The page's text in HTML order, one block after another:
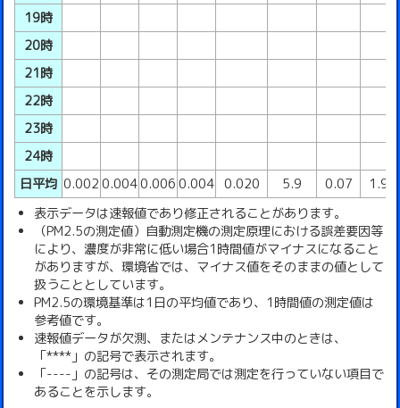
19時
20時
21時
22時
23時
24時
日平均 0.002 0.0040.006 0.004 0.020 5.9 0.07
1.93
表示データは速報値であり修正されることがあります。
（PM2.5の測定値）自動測定機の測定原理における誤差要因等
により、濃度が非常に低い場合1時間値がマイナスになること
がありますが、環境省では、マイナス値をそのままの値として
扱うこととしています。
PM2.5の環境基準は1日の平均値であり、1時間値の測定値は
参考値です。
速報値データが欠測、またはメンテナンス中のときは、
「****」の記号で表示されます。
「----」の記号は、その測定局では測定を行っていない項目で
あることを示します。